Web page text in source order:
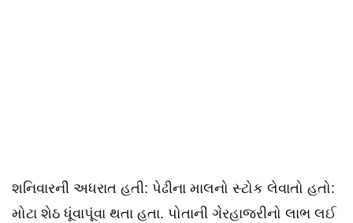
શનિવારની અધરાત હતી: પેઢીના માલનો સ્ટોક લેવાતો હતો:
મોટા શેઠ ધૂંવાપૂંવા થતા હતા. પોતાની ગેરહાજરીનો લાભ લઈ